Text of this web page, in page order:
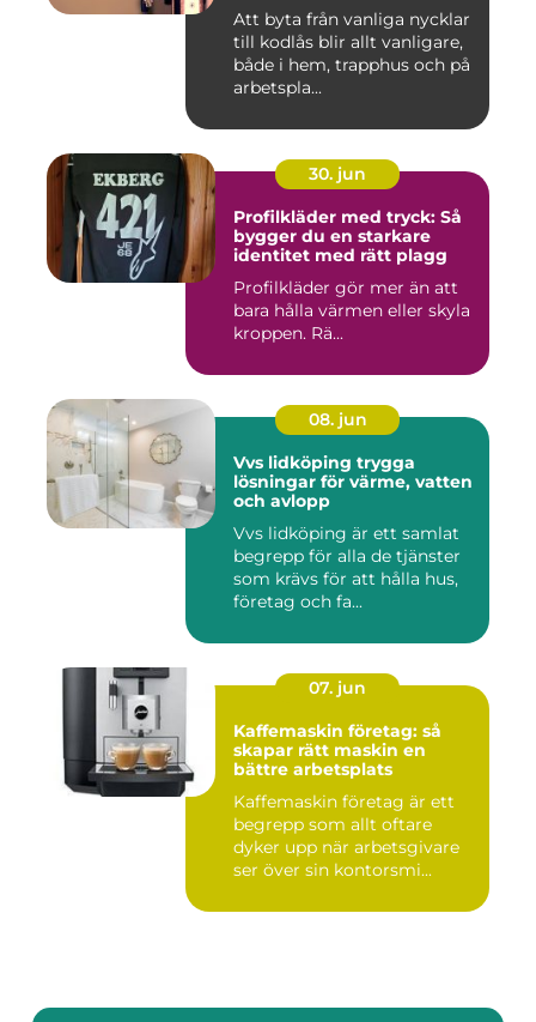
Att byta från vanliga nycklar
till kodlås blir allt vanligare,
både i hem, trapphus och på
arbetspla...
30. jun
Profilkläder med tryck: Så
bygger du en starkare
identitet med rätt plagg
Profilkläder gör mer än att
bara hålla värmen eller skyla
kroppen. Rä...
08. jun
Vvs lidköping trygga
lösningar för värme, vatten
och avlopp
Vvs lidköping är ett samlat
begrepp för alla de tjänster
som krävs för att hålla hus,
företag och fa...
07. jun
Kaffemaskin företag: så
skapar rätt maskin en
bättre arbetsplats
Kaffemaskin företag är ett
begrepp som allt oftare
dyker upp när arbetsgivare
ser över sin kontorsmi...